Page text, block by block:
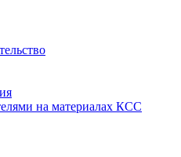
на материалах КСС